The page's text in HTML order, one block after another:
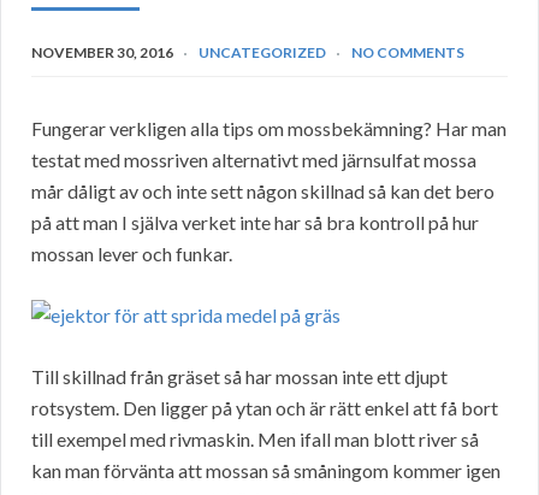
NOVEMBER 30, 2016 UNCATEGORIZED NO COMMENTS
Fungerar verkligen alla tips om mossbekämning? Har man
testat med mossriven alternativt med järnsulfat mossa
mår dåligt av och inte sett någon skillnad så kan det bero
på att man I själva verket inte har så bra kontroll på hur
mossan lever och funkar.
Till skillnad från gräset så har mossan inte ett djupt
rotsystem. Den ligger på ytan och är rätt enkel att få bort
till exempel med rivmaskin. Men ifall man blott river så
kan man förvänta att mossan så småningom kommer igen